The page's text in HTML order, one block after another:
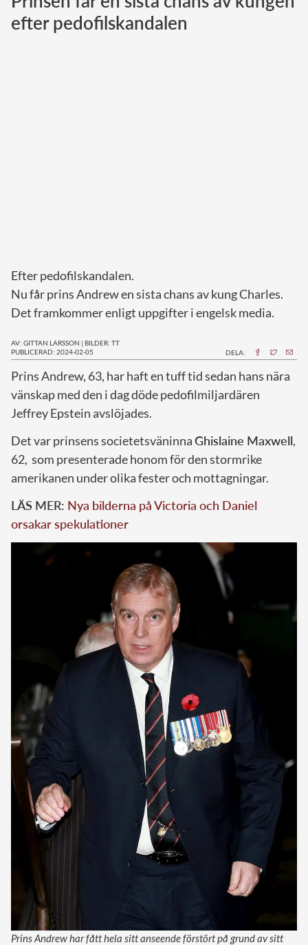
Norska kungahuset
efter pedofilskandalen
Efter pedofilskandalen.
Nu får prins Andrew en sista chans av kung Charles.
Det framkommer enligt uppgifter i engelsk media.
AV: GITTAN LARSSON | BILDER: TT
PUBLICERAD: 2024-02-05
DELA:
Prins Andrew, 63, har haft en tuff tid sedan hans nära
vänskap med den i dag döde pedofilmiljardären
Jeffrey Epstein avslöjades.
Det var prinsens societetsväninnaGhislaine Maxwell,
62, som presenterade honom för den stormrike
amerikanen under olika fester och mottagningar.
LÄS MER: Nya bilderna på Victoria och Daniel
orsakar spekulationer
Prins Andrew har fått hela sitt anseende förstört på grund av sitt